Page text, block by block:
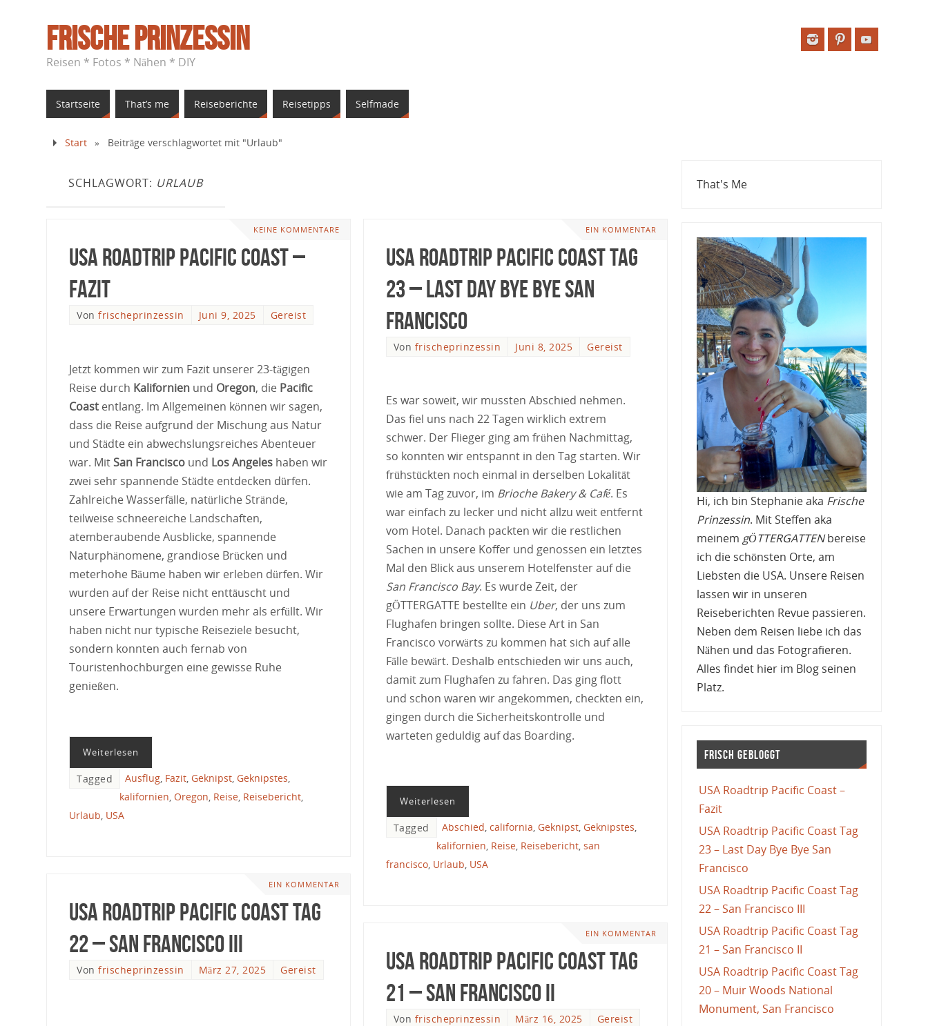
Frische Prinzessin
Reisen * Fotos * Nähen * DIY
Startseite That’s me Reiseberichte Reisetipps Selfmade
Start » Beiträge verschlagwortet mit "Urlaub"
SCHLAGWORT: URLAUB
KEINE KOMMENTARE
USA Roadtrip Pacific Coast –
Fazit
Von frischeprinzessin Juni 9, 2025 Gereist
Jetzt kommen wir zum Fazit unserer 23-tägigen
Reise durch Kalifornien und Oregon, die Pacific
Coast entlang. Im Allgemeinen können wir sagen,
dass die Reise aufgrund der Mischung aus Natur
und Städte ein abwechslungsreiches Abenteuer
war. MitSan Francisco und Los Angeles haben wir
zwei sehr spannende Städte entdecken dürfen.
Zahlreiche Wasserfälle, natürliche Strände,
teilweise schneereiche Landschaften,
atemberaubende Ausblicke, spannende
Naturphänomene, grandiose Brücken und
meterhohe Bäume haben wir erleben dürfen. Wir
wurden auf der Reise nicht enttäuscht und
unsere Erwartungen wurden mehr als erfüllt. Wir
haben nicht nur typische Reiseziele besucht,
sondern konnten auch fernab von
Touristenhochburgen eine gewisse Ruhe
genießen.
Weiterlesen
Tagged Ausflug, Fazit, Geknipst, Geknipstes,
kalifornien, Oregon, Reise, Reisebericht,
Urlaub, USA
EIN KOMMENTAR
USA Roadtrip Pacific Coast Tag
23 – Last Day Bye Bye San
Francisco
Von frischeprinzessin Juni 8, 2025 Gereist
Es war soweit, wir mussten Abschied nehmen.
Das fiel uns nach 22 Tagen wirklich extrem
schwer. Der Flieger ging am frühen Nachmittag,
so konnten wir entspannt in den Tag starten. Wir
frühstückten noch einmal in derselben Lokalität
wie am Tag zuvor, im Brioche Bakery & Café. Es
war einfach zu lecker und nicht allzu weit entfernt
vom Hotel. Danach packten wir die restlichen
Sachen in unsere Koffer und genossen ein letztes
Mal den Blick aus unserem Hotelfenster auf die
San Francisco Bay. Es wurde Zeit, der
gÖTTERGATTE bestellte ein Uber, der uns zum
Flughafen bringen sollte. Diese Art in San
Francisco vorwärts zu kommen hat sich auf alle
Fälle bewärt. Deshalb entschieden wir uns auch,
damit zum Flughafen zu fahren. Das ging flott
und schon waren wir angekommen, checkten ein,
gingen durch die Sicherheitskontrolle und
warteten geduldig auf das Boarding.
Weiterlesen
Tagged Abschied, california, Geknipst, Geknipstes,
kalifornien, Reise, Reisebericht, san
francisco, Urlaub, USA
EIN KOMMENTAR
USA Roadtrip Pacific Coast Tag
22 – San Francisco III
Von frischeprinzessin März 27, 2025 Gereist
EIN KOMMENTAR
USA Roadtrip Pacific Coast Tag
21 – San Francisco II
Von frischeprinzessin März 16, 2025 Gereist
That's Me
Hi, ich bin Stephanie aka Frische
Prinzessin. Mit Steffen aka
meinem gÖTTERGATTENbereise
ich die schönsten Orte, am
Liebsten die USA. Unsere Reisen
lassen wir in unseren
Reiseberichten Revue passieren.
Neben dem Reisen liebe ich das
Nähen und das Fotografieren.
Alles findet hier im Blog seinen
Platz.
Frisch gebloggt
USA Roadtrip Pacific Coast –
Fazit
USA Roadtrip Pacific Coast Tag
23 – Last Day Bye Bye San
Francisco
USA Roadtrip Pacific Coast Tag
22 – San Francisco III
USA Roadtrip Pacific Coast Tag
21 – San Francisco II
USA Roadtrip Pacific Coast Tag
20 – Muir Woods National
Monument, San Francisco